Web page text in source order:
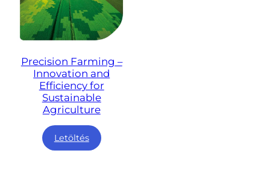
Precision Farming –
Innovation and
Efficiency for
Sustainable
Agriculture
Letöltés